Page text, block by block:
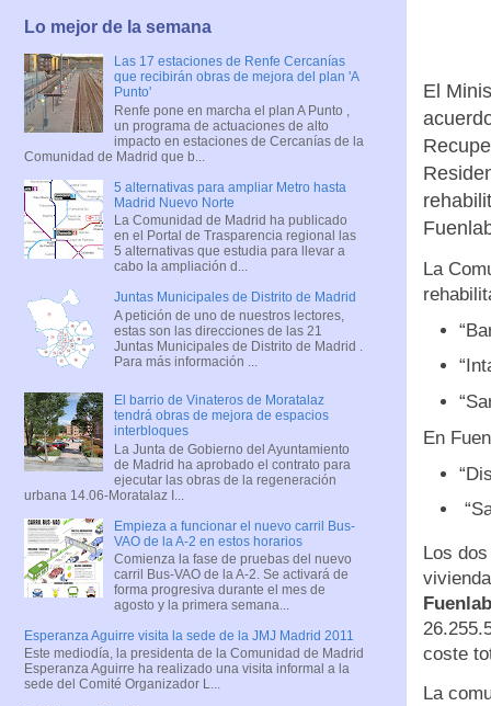
El
La
En
Los
coste
La
Lo mejor de la semana
Las 17 estaciones de Renfe Cercanías
que recibirán obras de mejora del plan 'A
Punto'
Renfe pone en marcha el plan A Punto ,
un programa de actuaciones de alto
impacto en estaciones de Cercanías de la
Comunidad de Madrid que b...
5 alternativas para ampliar Metro hasta
Madrid Nuevo Norte
La Comunidad de Madrid ha publicado
en el Portal de Trasparencia regional las
5 alternativas que estudia para llevar a
cabo la ampliación d...
Juntas Municipales de Distrito de Madrid
A petición de uno de nuestros lectores,
estas son las direcciones de las 21
Juntas Municipales de Distrito de Madrid .
Para más información ...
El barrio de Vinateros de Moratalaz
tendrá obras de mejora de espacios
interbloques
La Junta de Gobierno del Ayuntamiento
de Madrid ha aprobado el contrato para
ejecutar las obras de la regeneración
urbana 14.06-Moratalaz I...
Empieza a funcionar el nuevo carril Bus-
VAO de la A-2 en estos horarios
Comienza la fase de pruebas del nuevo
carril Bus-VAO de la A-2. Se activará de
forma progresiva durante el mes de
agosto y la primera semana...
Esperanza Aguirre visita la sede de la JMJ Madrid 2011
Este mediodía, la presidenta de la Comunidad de Madrid
Esperanza Aguirre ha realizado una visita informal a la
sede del Comité Organizador L...